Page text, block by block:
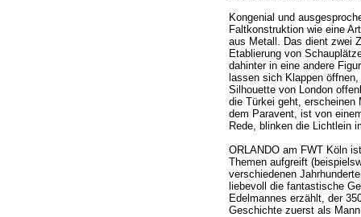
Kongenial und
Faltkonstruktion wie eine
aus Metall. Das dient zwei
Etablierung von
dahinter in eine andere
lassen sich Klappen
Silhouette von London
die Türkei geht, erscheinen
dem Paravent, ist von
Rede, blinken die Lichtlein
ORLANDO am FWT Köln
Themen aufgreift
verschiedenen
liebevoll die fantastische
Edelmannes erzählt, der
Geschichte zuerst als